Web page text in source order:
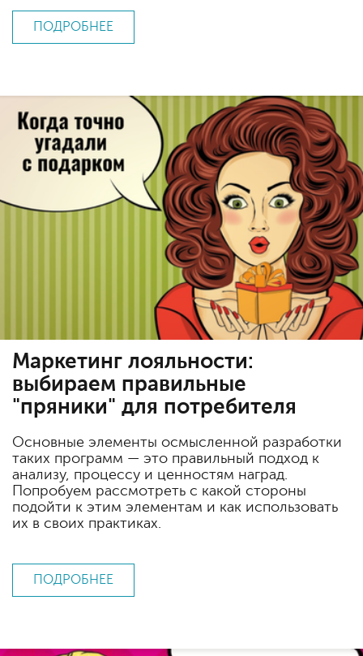
ПОДРОБНЕЕ
Маркетинг лояльности:
выбираем правильные
"пряники" для потребителя
Основные элементы осмысленной разработки
таких программ — это правильный подход к
анализу, процессу и ценностям наград.
Попробуем рассмотреть с какой стороны
подойти к этим элементам и как использовать
их в своих практиках.
ПОДРОБНЕЕ